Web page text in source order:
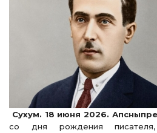
Сухум. 18 июня 2026.
со дня рождения писателя,